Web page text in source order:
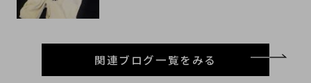
関連ブログ一覧をみる